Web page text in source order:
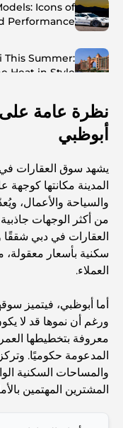
Icons of
Performance
This Summer:
Heat in Style
Hub of Global
for
and Residents
A Guide for
Families
أشياء يمكنك
للتغلب على الحرارة
أفضل الهدايا
Your Ultimate
Guide
نظرة عامة
أبوظبي
يشهد سوق العقارات في
المدينة مكانتها كوجهة
والسياحة والأعمال،
من أكثر الوجهات
العقارات في دبي شققًا
سكنية بأسعار معقولة،
العملاء.
أما أبوظبي، فيتميز
ورغم أن نموها قد لا
معروفة بتخطيطها
المدعومة حكوميًا.
والمساحات السكنية
المشترين المهتمين